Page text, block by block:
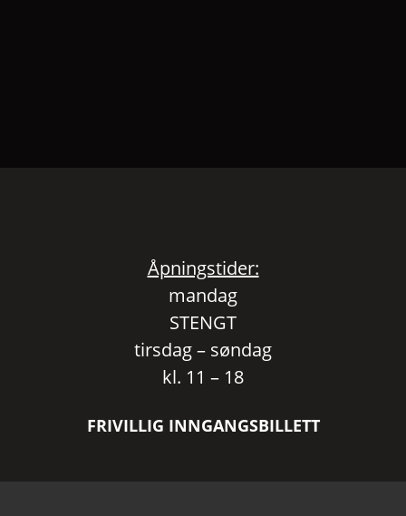
Åpningstider:
mandag
STENGT
tirsdag – søndag
kl. 11 – 18
FRIVILLIG INNGANGSBILLETT